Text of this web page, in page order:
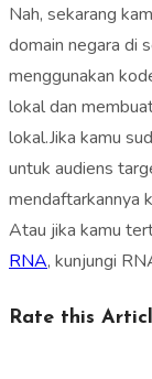
Nah, sekarang
domain negara di
menggunakan
lokal dan
lokal.Jika kamu
untuk audiens
mendaftarkannya
Atau jika kamu
RNA, kunjungi
Rate this